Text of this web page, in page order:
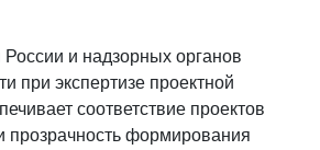
и надзорных органов
при экспертизе проектной
соответствие проектов
прозрачность формирования